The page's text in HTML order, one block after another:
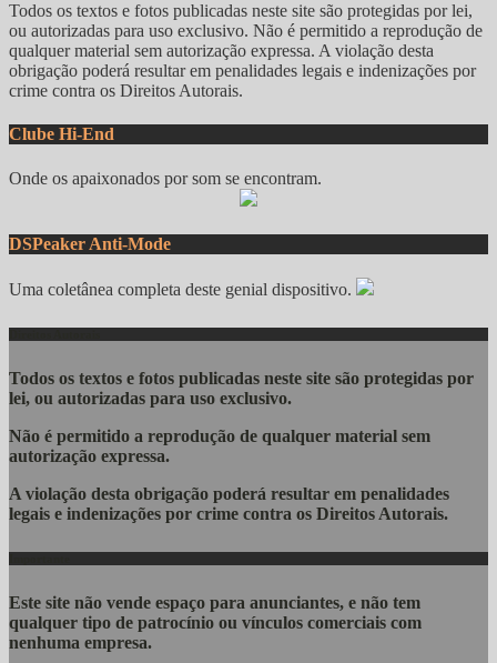
Todos os textos e fotos publicadas neste site são protegidas por lei,
ou autorizadas para uso exclusivo. Não é permitido a reprodução de
qualquer material sem autorização expressa. A violação desta
obrigação poderá resultar em penalidades legais e indenizações por
crime contra os Direitos Autorais.
Clube Hi-End
Onde os apaixonados por som se encontram.
DSPeaker Anti-Mode
Uma coletânea completa deste genial dispositivo.
Todos os textos e fotos publicadas neste site são protegidas por
lei, ou autorizadas para uso exclusivo.
Não é permitido a reprodução de qualquer material sem
autorização expressa.
A violação desta obrigação poderá resultar em penalidades
legais e indenizações por crime contra os Direitos Autorais.
Este site não vende espaço para anunciantes, e não tem
qualquer tipo de patrocínio ou vínculos comerciais com
nenhuma empresa.